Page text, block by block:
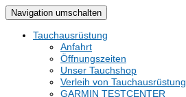
Navigation umschalten
Tauchausrüstung
Anfahrt
Öffnungszeiten
Unser Tauchshop
Verleih von Tauchausrüstung
GARMIN TESTCENTER